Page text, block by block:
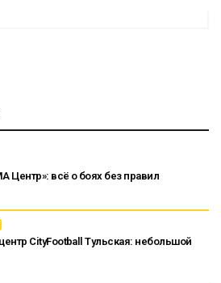
Центр»: всё о боях без правил
CityFootball Тульская: небольшой